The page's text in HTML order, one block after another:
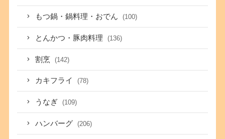
もつ鍋・鍋料理・おでん (100)
とんかつ・豚肉料理 (136)
割烹 (142)
カキフライ (78)
うなぎ (109)
ハンバーグ (206)